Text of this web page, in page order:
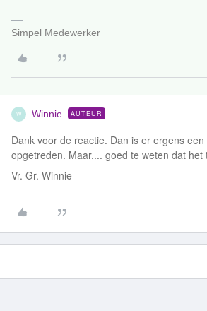
Simpel Medewerker
W Winnie AUTEUR
Dank voor de reactie. Dan is er ergens
opgetreden. Maar.... goed te weten dat het
Vr. Gr. Winnie